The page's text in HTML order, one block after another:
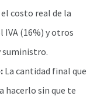
el costo real de la
(16%) y otros
suministro.
La cantidad final que
hacerlo sin que te